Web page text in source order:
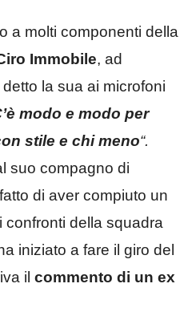
a molti componenti della
Immobile, ad
la sua ai microfoni
modo e modo per
stile e chi meno“.
suo compagno di
di aver compiuto un
della squadra
iniziato a fare il giro del
il commento di un ex